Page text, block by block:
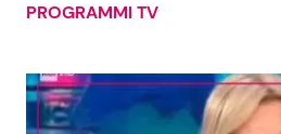
PROGRAMMI TV